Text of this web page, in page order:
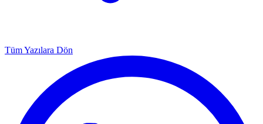
Tüm Yazılara Dön